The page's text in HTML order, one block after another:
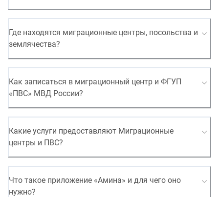
Где находятся миграционные центры, посольства и
землячества?
Как записаться в миграционный центр и ФГУП
«ПВС» МВД России?
Какие услуги предоставляют Миграционные
центры и ПВС?
Что такое приложение «Амина» и для чего оно
нужно?